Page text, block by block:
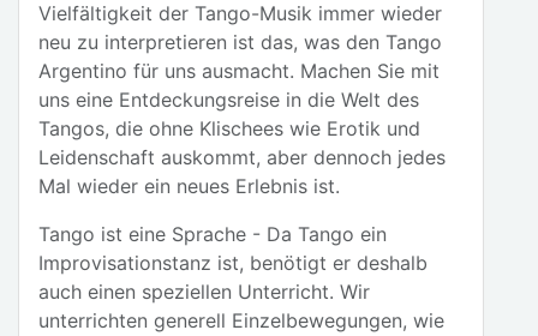
Vielfältigkeit der Tango-Musik immer wieder
neu zu interpretieren ist das, was den Tango
Argentino für uns ausmacht. Machen Sie mit
uns eine Entdeckungsreise in die Welt des
Tangos, die ohne Klischees wie Erotik und
Leidenschaft auskommt, aber dennoch jedes
Mal wieder ein neues Erlebnis ist.
Tango ist eine Sprache - Da Tango ein
Improvisationstanz ist, benötigt er deshalb
auch einen speziellen Unterricht. Wir
unterrichten generell Einzelbewegungen, wie